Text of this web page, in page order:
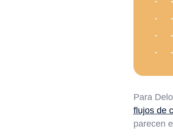
Para
flujos de
parecen